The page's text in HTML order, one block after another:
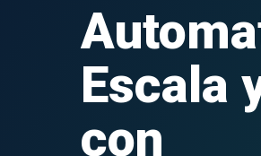
Escala
con